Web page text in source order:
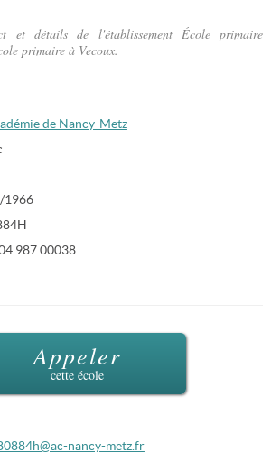
et détails de l'établissement École primaire
primaire à Vecoux.
de Nancy-Metz
1966
987 00038
Appeler
cette école
nancy-metz.fr